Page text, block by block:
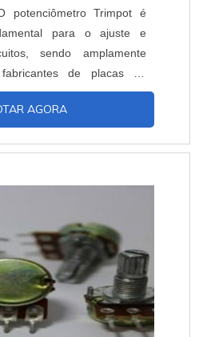
potenciômetro Trimpot é
para o ajuste e
sendo amplamente
de placas de
em diferentes
valores. O Trimpot
seus ajustes
AGORA